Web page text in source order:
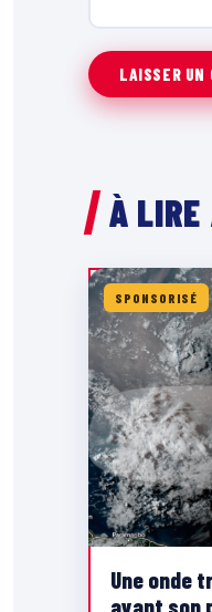
À LIRE
SPONSORISÉ
Une onde
avant son